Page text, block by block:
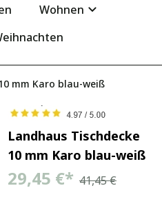
Wohnen
mm Karo blau-weiß
Landhaus Tischdecke
10 mm Karo blau-weiß
29,45 €* 41,45 €